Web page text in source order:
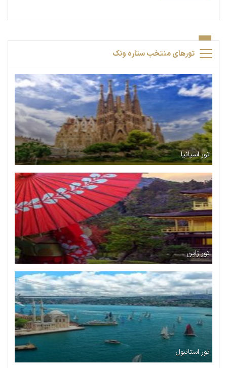
تورهای منتخب ستاره ونک
تور اسپانیا
تور ژاپن
تور استانبول